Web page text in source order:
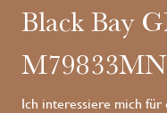
Black Bay
Ich interessiere mich für